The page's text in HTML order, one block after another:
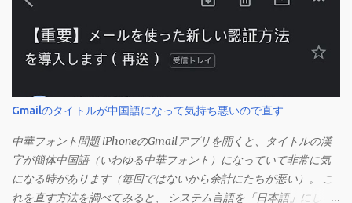
式がないセル）をコピーしてから、もう一度入力してみます。 今
度は大丈夫です。 Mac の場合、画面上部にあるメニューの
「Excel」をクリックして環境設定を開きます（「command + ,
（カンマ）」 でも開きます）。 「編集」を開きます。 「編集オプ
Gmailのタイトルが中国語になって気持ち悪いので直す
中華フォント問題 iPhoneのGmailアプリを開くと、タイトルの漢
字が簡体中国語（いわゆる中華フォント）になっていて非常に気
になる時があります（毎回ではないから余計にたちが悪い）。 こ
れを直す方法を調べてみると、 システム言語を「日本語」にしろ